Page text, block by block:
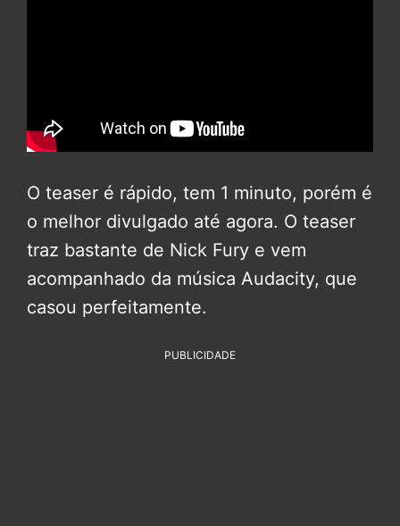
O teaser é rápido, tem 1 minuto, porém é
o melhor divulgado até agora. O teaser
traz bastante de Nick Fury e vem
acompanhado da música Audacity, que
casou perfeitamente.
PUBLICIDADE